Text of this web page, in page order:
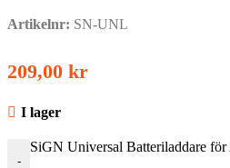
Artikelnr: SN-UNL
209,00 kr
I lager
-
SiGN Universal Batteriladdare